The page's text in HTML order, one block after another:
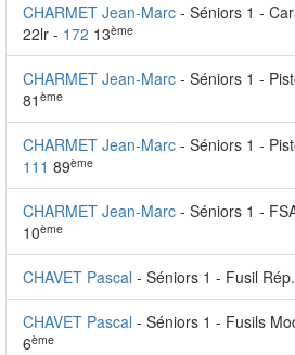
CHARMET Jean-Marc - Séniors 1 -
22lr - 172 13ème
CHARMET Jean-Marc - Séniors 1 -
81 ème
CHARMET Jean-Marc - Séniors 1 -
111 89ème
CHARMET Jean-Marc - Séniors 1 -
10ème
CHAVET Pascal - Séniors 1 - Fusil
CHAVET Pascal - Séniors 1 - Fusils
6ème